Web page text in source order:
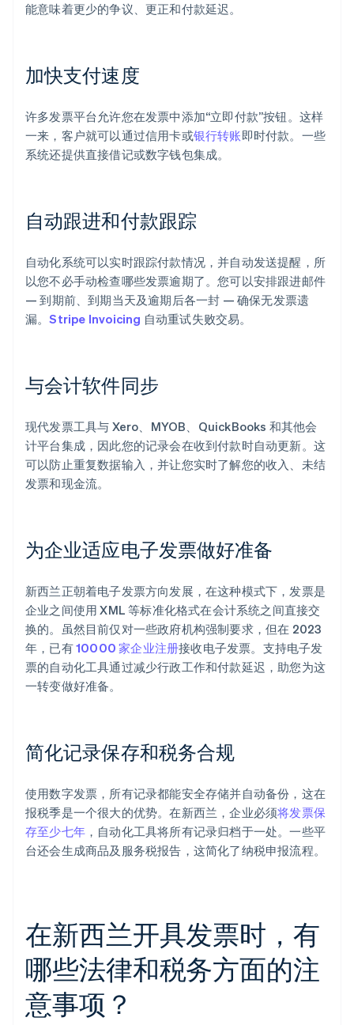
能意味着更少的争议、更正和付款延迟。
加快支付速度
许多发票平台允许您在发票中添加“立即付款”按钮。这样
一来，客户就可以通过信用卡或银行转账即时付款。一些
系统还提供直接借记或数字钱包集成。
自动跟进和付款跟踪
自动化系统可以实时跟踪付款情况，并自动发送提醒，所
以您不必手动检查哪些发票逾期了。您可以安排跟进邮件
— 到期前、到期当天及逾期后各一封 — 确保无发票遗
漏。Stripe Invoicing 自动重试失败交易。
与会计软件同步
现代发票工具与 Xero、MYOB、QuickBooks 和其他会
计平台集成，因此您的记录会在收到付款时自动更新。这
可以防止重复数据输入，并让您实时了解您的收入、未结
发票和现金流。
为企业适应电子发票做好准备
新西兰正朝着电子发票方向发展，在这种模式下，发票是
企业之间使用 XML 等标准化格式在会计系统之间直接交
换的。虽然目前仅对一些政府机构强制要求，但在 2023
年，已有10000 家企业注册接收电子发票。支持电子发
票的自动化工具通过减少行政工作和付款延迟，助您为这
一转变做好准备。
简化记录保存和税务合规
使用数字发票，所有记录都能安全存储并自动备份，这在
报税季是一个很大的优势。在新西兰，企业必须将发票保
存至少七年 ，自动化工具将所有记录归档于一处。一些平
台还会生成商品及服务税报告，这简化了纳税申报流程。
在新西兰开具发票时，有
哪些法律和税务方面的注
意事项？